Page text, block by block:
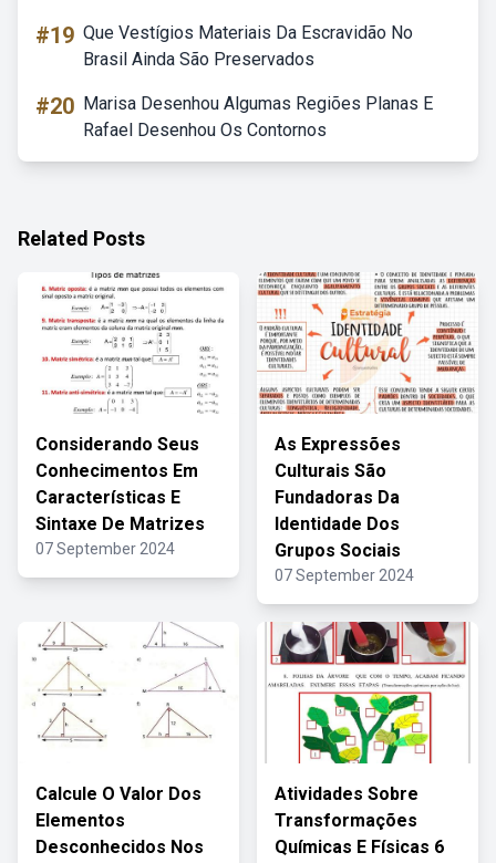
#19 Que Vestígios Materiais Da Escravidão No
Brasil Ainda São Preservados
#20 Marisa Desenhou Algumas Regiões Planas E
Rafael Desenhou Os Contornos
Related Posts
Considerando Seus
Conhecimentos Em
Características E
Sintaxe De Matrizes
07 September 2024
As Expressões
Culturais São
Fundadoras Da
Identidade Dos
Grupos Sociais
07 September 2024
Calcule O Valor Dos
Elementos
Desconhecidos Nos
Atividades Sobre
Transformações
Químicas E Físicas 6